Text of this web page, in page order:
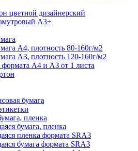
цветной дизайнерский
А3+
А4, плотность 80-160г/м2
А3, плотность 120-160г/м2
формата А4 и А3 от 1 листа
бумага
пленка
бумага, пленка
пленка формата SRА3
бумага формата SRА3